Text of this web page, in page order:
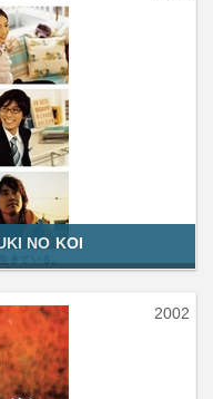
NO KOI
2002